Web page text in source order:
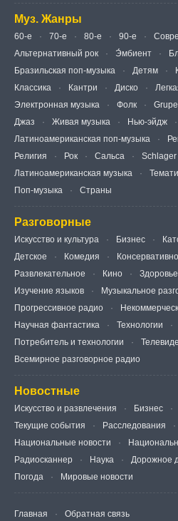
Муз. Жанры
60-е 70-е 80-е 90-е
Альтернативный рок
Э́мбиент
Бразильская поп-музыка
Детям
Классика
Кантри Диско
Электронная музыка
Фолк
Джаз
Живая музыка Нью-эйдж
Латиноамериканская поп-музыка
Религия
Рок Сальса Schlager
Латиноамериканская музыка
Поп-музыка
Страны
Разговорные
Искусство и культура Бизнес
Детское
Комедия
Развлекательное
Кино
Изучение языков
Музыкальное
Прогрессивное радио
Научная фантастика
Технологии
Потребитель и технологии
Всемирное разговорное радио
Новостные
Искусство и развлечения Бизнес
Текущие события
Расследования
Национальные новости
Радиосканнер
Наука Дорожное
Погода
Мировые новости
Главная Обратная связь